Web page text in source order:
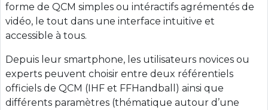
forme de QCM simples ou intéractifs agrémentés de
vidéo, le tout dans une interface intuitive et
accessible à tous.
Depuis leur smartphone, les utilisateurs novices ou
experts peuvent choisir entre deux référentiels
officiels de QCM (IHF et FFHandball) ainsi que
différents paramètres (thématique autour d’une